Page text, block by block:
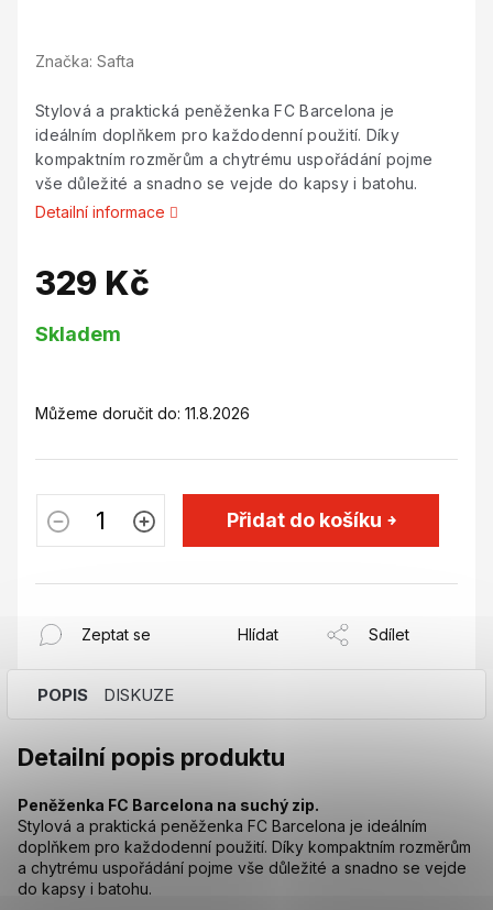
Značka: Safta
Stylová a praktická peněženka FC Barcelona je
ideálním doplňkem pro každodenní použití. Díky
kompaktním rozměrům a chytrému uspořádání pojme
vše důležité a snadno se vejde do kapsy i batohu.
Detailní informace
329 Kč
cena:
Skladem
Můžeme doručit do: 11.8.2026
Přidat do košíku
Zeptat se Hlídat Sdílet
POPIS DISKUZE
Detailní popis produktu
Peněženka FC Barcelona na suchý zip.
Stylová a praktická peněženka FC Barcelona je ideálním
doplňkem pro každodenní použití. Díky kompaktním rozměrům
a chytrému uspořádání pojme vše důležité a snadno se vejde
do kapsy i batohu.